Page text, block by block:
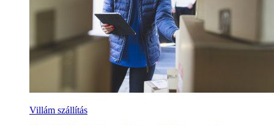
Villám szállítás